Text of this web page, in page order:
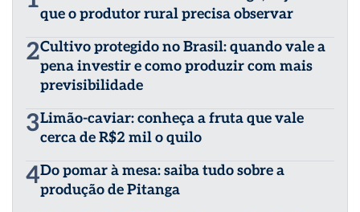
que o produtor rural precisa observar
2Cultivo protegido no Brasil: quando vale a
pena investir e como produzir com mais
previsibilidade
3Limão-caviar: conheça a fruta que vale
cerca de R$2 mil o quilo
4Do pomar à mesa: saiba tudo sobre a
produção de Pitanga